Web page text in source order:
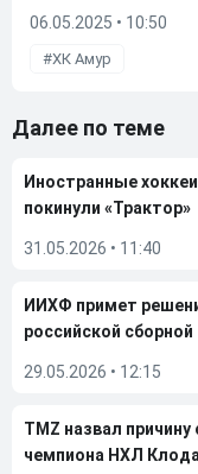
06.05.2025 • 10:50
ХК Амур
Далее по теме
Иностранные
покинули «Трактор»
31.05.2026 • 11:40
ИИХФ примет
российской сборной
29.05.2026 • 12:15
TMZ назвал
чемпиона НХЛ